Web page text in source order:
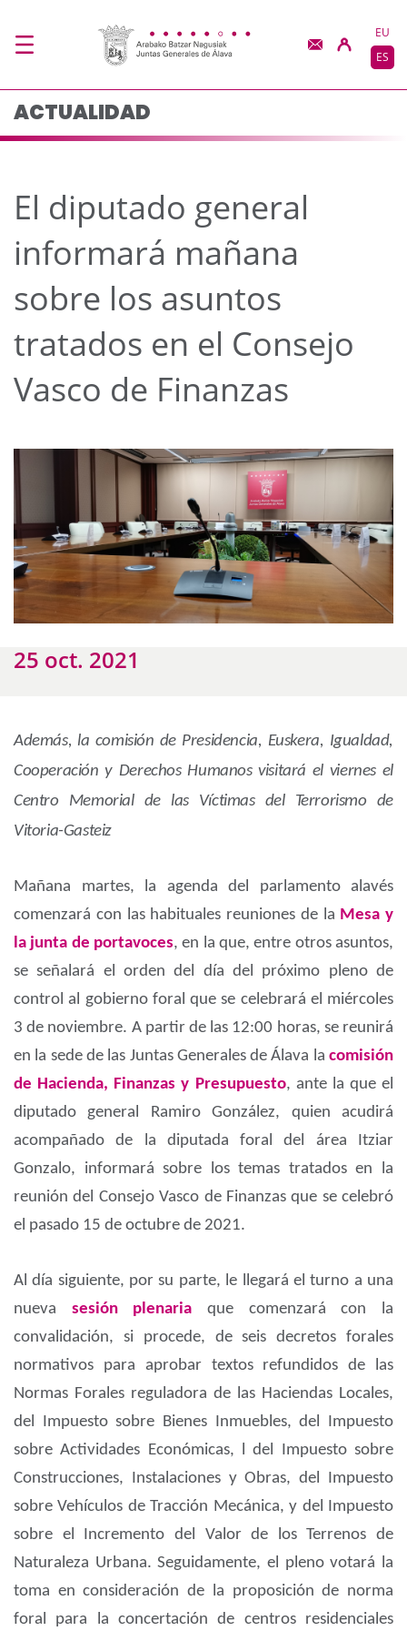
El diputado general
EU
ES
ACTUALIDAD
El diputado general
informará mañana
sobre los asuntos
tratados en el Consejo
Vasco de Finanzas
25 oct. 2021
Además, la comisión de Presidencia, Euskera, Igualdad,
Cooperación y Derechos Humanos visitará el viernes el
Centro Memorial de las Víctimas del Terrorismo de
Vitoria-Gasteiz
Mañana martes, la agenda del parlamento alavés
comenzará con las habituales reuniones de la Mesa y
la junta de portavoces, en la que, entre otros asuntos,
se señalará el orden del día del próximo pleno de
control al gobierno foral que se celebrará el miércoles
3 de noviembre. A partir de las 12:00 horas, se reunirá
en la sede de las Juntas Generales de Álava la comisión
de Hacienda, Finanzas y Presupuesto, ante la que el
diputado general Ramiro González, quien acudirá
acompañado de la diputada foral del área Itziar
Gonzalo, informará sobre los temas tratados en la
reunión del Consejo Vasco de Finanzas que se celebró
el pasado 15 de octubre de 2021.
Al día siguiente, por su parte, le llegará el turno a una
nueva sesión plenaria que comenzará con la
convalidación, si procede, de seis decretos forales
normativos para aprobar textos refundidos de las
Normas Forales reguladora de las Haciendas Locales,
del Impuesto sobre Bienes Inmuebles, del Impuesto
sobre Actividades Económicas, l del Impuesto sobre
Construcciones, Instalaciones y Obras, del Impuesto
sobre Vehículos de Tracción Mecánica, y del Impuesto
sobre el Incremento del Valor de los Terrenos de
Naturaleza Urbana. Seguidamente, el pleno votará la
toma en consideración de la proposición de norma
foral para la concertación de centros residenciales